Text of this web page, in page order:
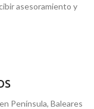
asesoramiento y
Península, Baleares